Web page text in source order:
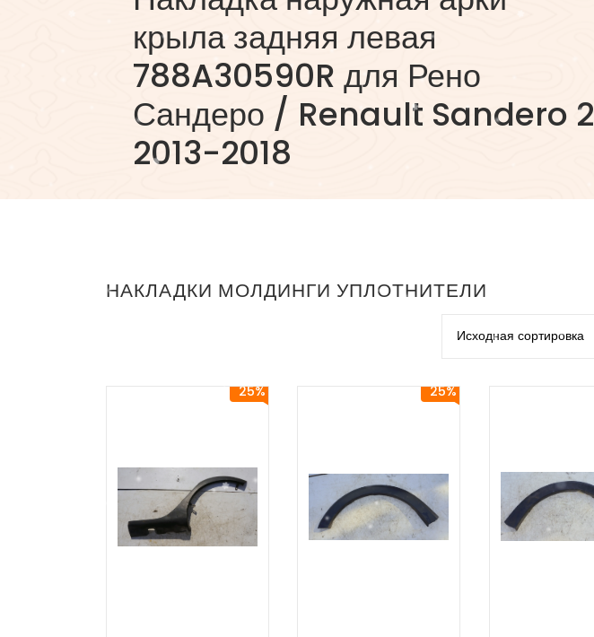
крыла задняя левая
788A30590R для Рено
Сандеро / Renault Sandero 2
2013-2018
НАКЛАДКИ МОЛДИНГИ УПЛОТНИТЕЛИ
25% 25%